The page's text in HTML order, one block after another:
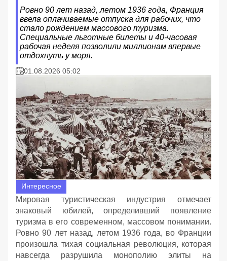
Ровно 90 лет назад, летом 1936 года, Франция
ввела оплачиваемые отпуска для рабочих, что
стало рождением массового туризма.
Специальные льготные билеты и 40-часовая
рабочая неделя позволили миллионам впервые
отдохнуть у моря.
01.08.2026 05:02
Интересное
Мировая туристическая индустрия отмечает
знаковый юбилей, определивший появление
туризма в его современном, массовом понимании.
Ровно 90 лет назад, летом 1936 года, во Франции
произошла тихая социальная революция, которая
навсегда разрушила монополию элиты на